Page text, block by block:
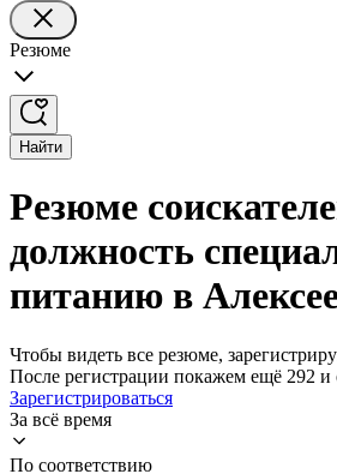
Резюме
Найти
Резюме
должность
питанию в
Чтобы видеть все резюме,
После регистрации покажем ещё 292 и
Зарегистрироваться
За всё время
По соответствию